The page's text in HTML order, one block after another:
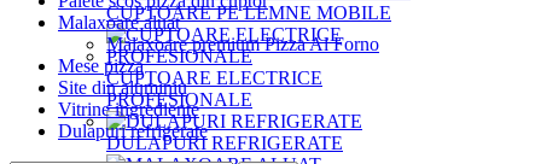
CUPTOARE PE LEMNE MOBILE
CUPTOARE ELECTRICE
PROFESIONALE
DULAPURI REFRIGERATE
Malaxoare aluat
Malaxoare premium Pizza Al Forno
Mese pizza
Site din aluminiu
Vitrine ingrediente
Dulapuri refrigerate